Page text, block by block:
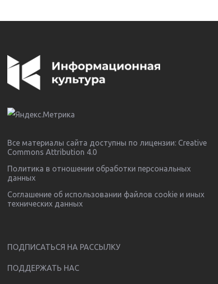
Все материалы сайта доступны по лицензии: Creative
Commons Attribution 4.0
Политика в отношении обработки персональных
данных
Соглашение об использовании файлов cookie и иных
технических данных
ПОДПИСАТЬСЯ НА РАССЫЛКУ
ПОДДЕРЖАТЬ НАС